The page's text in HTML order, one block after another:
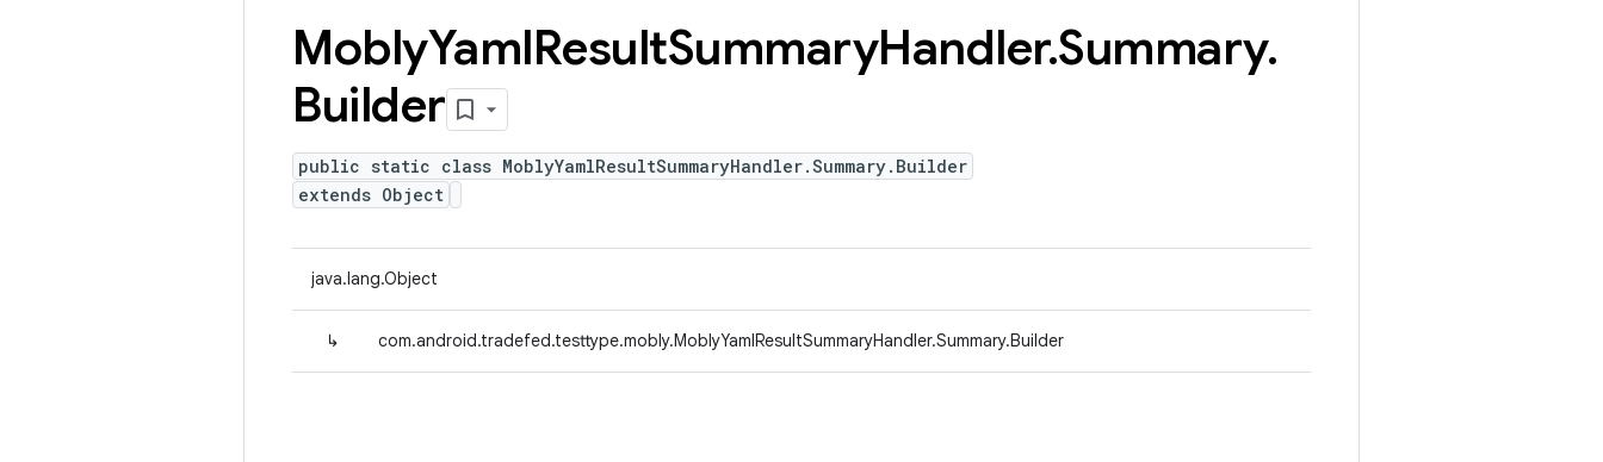
MoblyYamlResultSummaryHandler.Summary.
Builder
public static class MoblyYamlResultSummaryHandler.Summary.Builder
extends Object
java.lang.Object
↳ com.android.tradefed.testtype.mobly.MoblyYamlResultSummaryHandler.Summary.Builder